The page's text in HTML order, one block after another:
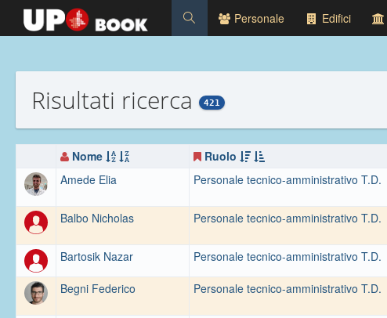
Personale Edifici
Risultati ricerca 421
Nome Ruolo
Amede Elia
Personale tecnico-amministrativo T.D.
Balbo Nicholas
Personale tecnico-amministrativo T.D.
Bartosik Nazar
Personale tecnico-amministrativo T.D.
Begni Federico Personale tecnico-amministrativo T.D.